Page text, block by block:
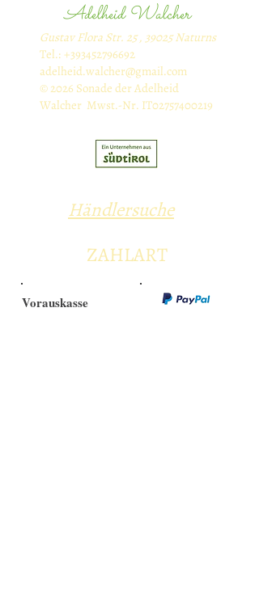
Adelheid Walcher
Gustav Flora Str. 25 , 39025 Naturns
Tel.: +393452796692
adelheid.walcher@gmail.com
© 2026 Sonade der Adelheid
Walcher Mwst.-Nr. IT02757400219
Händlersuche
ZAHLART
Vorauskasse